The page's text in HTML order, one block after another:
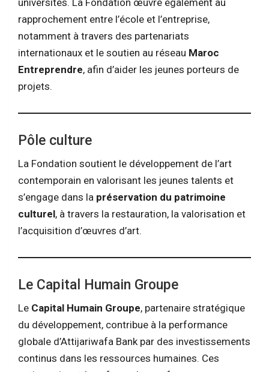
rapprochement entre l’école et l’entreprise,
notamment à travers des partenariats
internationaux et le soutien au réseau Maroc
Entreprendre, afin d’aider les jeunes porteurs de
projets.
Pôle culture
La Fondation soutient le développement de l’art
contemporain en valorisant les jeunes talents et
s’engage dans la préservation du patrimoine
culturel, à travers la restauration, la valorisation et
l’acquisition d’œuvres d’art.
Le Capital Humain Groupe
Le Capital Humain Groupe, partenaire stratégique
du développement, contribue à la performance
globale d’Attijariwafa Bank par des investissements
continus dans les ressources humaines. Ces